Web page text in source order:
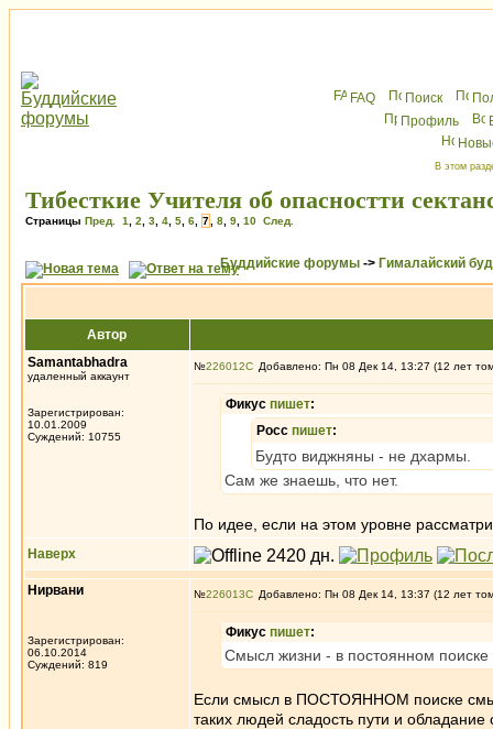
FAQ Поиск
Профиль
В этом
Тибесткие Учителя об опасностти
Страницы Пред. 1 2 3 4 5 6 7 8 9 10 След.
Буддийские форумы -> Гималайский
Автор
Samantabhadra
удаленный аккаунт
Зарегистрирован:
10.01.2009
Суждений: 10755
№226012 Добавлено: Пн 08 Дек 14, 13:27 (12 лет
Фикус пишет:
Росс пишет:
Будто виджняны - не дхармы.
Сам же знаешь, что нет.
По идее, если на этом уровне
Наверх
Нирвани
Зарегистрирован:
06.10.2014
Суждений: 819
№226013 Добавлено: Пн 08 Дек 14, 13:37 (12 лет
Фикус пишет:
Смысл жизни - в постоянном
Если смысл в ПОСТОЯННОМ поиске
таких людей сладость пути и